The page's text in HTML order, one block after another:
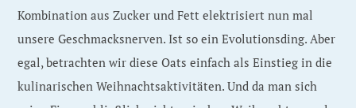
Kombination aus Zucker und Fett elektrisiert nun mal
unsere Geschmacksnerven. Ist so ein Evolutionsding. Aber
egal, betrachten wir diese Oats einfach als Einstieg in die
kulinarischen Weihnachtsaktivitäten. Und da man sich